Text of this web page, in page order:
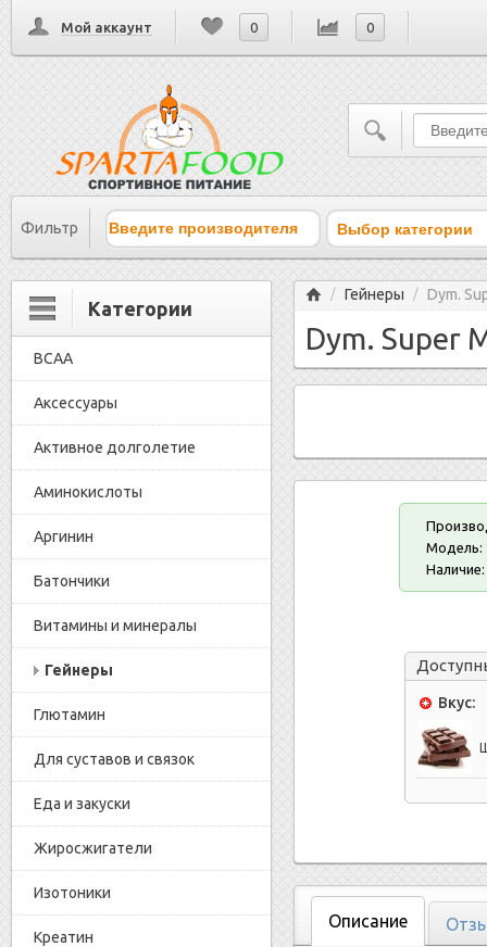
Мой аккаунт 0 0
Фильтр Выбор категории
Категории
BCAA
Аксессуары
Активное долголетие
Аминокислоты
Аргинин
Батончики
Витамины и минералы
Гейнеры
Глютамин
Для суставов и связок
Еда и закуски
Жиросжигатели
Изотоники
Креатин
Главная
/ Гейнеры / Dym.
Dym. Super
Модель:
Наличие:
Вкус:
Описание